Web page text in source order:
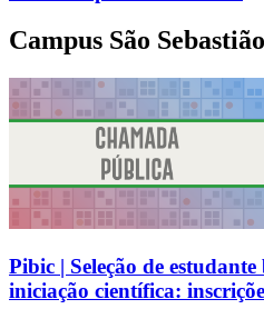
Campus São Sebastião
Pibic | Seleção de
iniciação científica: